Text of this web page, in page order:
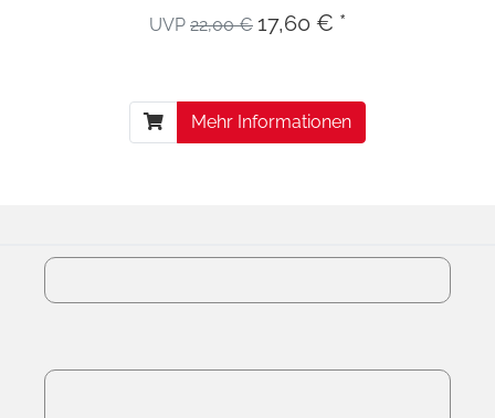
UVP 22,00 € 17,60 € *
Mehr Informationen